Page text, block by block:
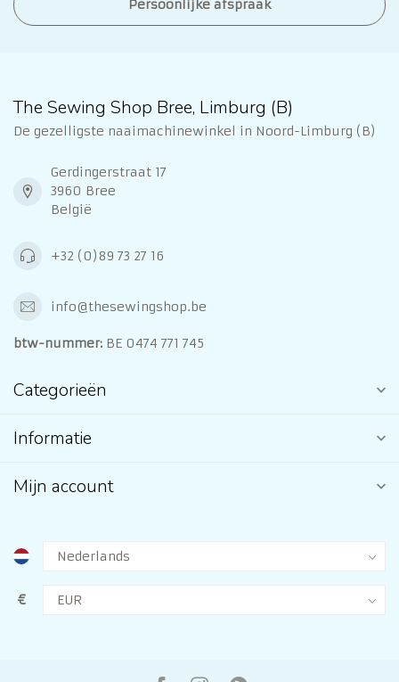
Persoonlijke afspraak
The Sewing Shop Bree, Limburg (B)
De gezelligste naaimachinewinkel in Noord-Limburg (B)
Gerdingerstraat 17
3960 Bree
België
+32 (0)89 73 27 16
info@thesewingshop.be
btw-nummer: BE 0474 771 745
Categorieën
Informatie
Mijn account
€